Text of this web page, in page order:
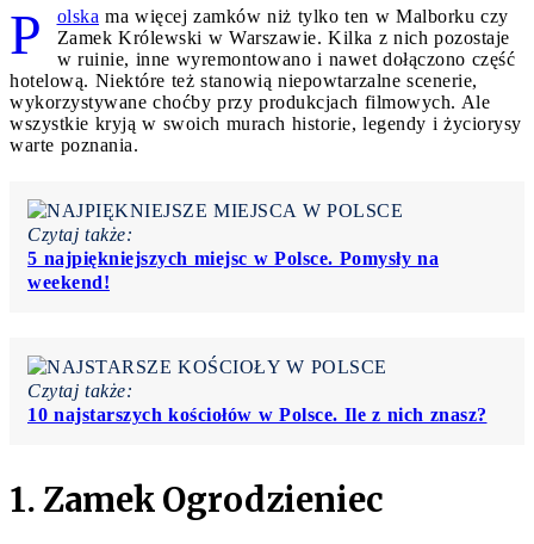
P olska ma więcej zamków niż tylko ten w Malborku czy
Zamek Królewski w Warszawie. Kilka z nich pozostaje
w ruinie, inne wyremontowano i nawet dołączono część
hotelową. Niektóre też stanowią niepowtarzalne scenerie,
wykorzystywane choćby przy produkcjach filmowych. Ale
wszystkie kryją w swoich murach historie, legendy i życiorysy
warte poznania.
Czytaj także:
5 najpiękniejszych miejsc w Polsce. Pomysły na
weekend!
Czytaj także:
10 najstarszych kościołów w Polsce. Ile z nich znasz?
1. Zamek Ogrodzieniec